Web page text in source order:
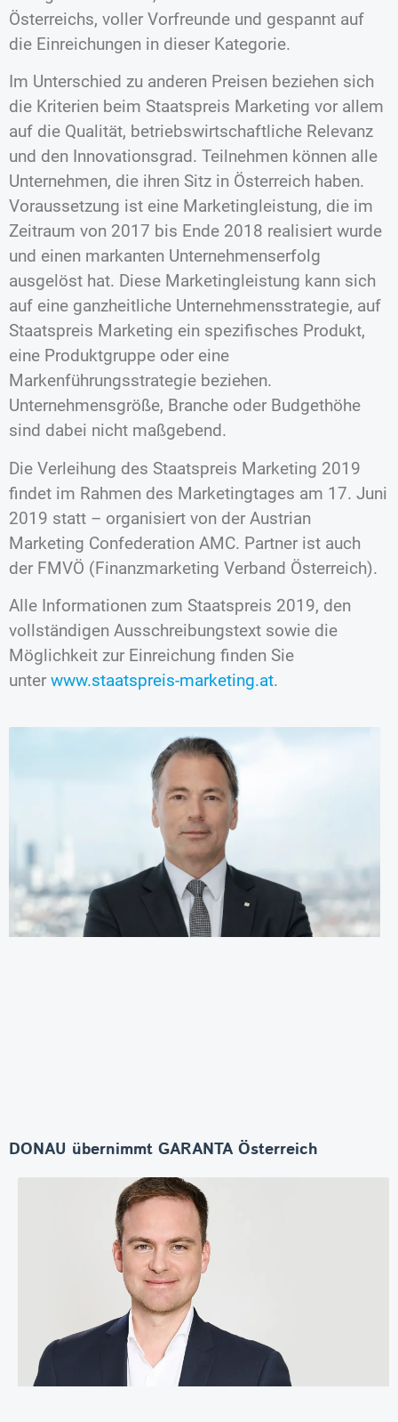
Österreichs, voller Vorfreunde und gespannt auf
die Einreichungen in dieser Kategorie.
Im Unterschied zu anderen Preisen beziehen sich
die Kriterien beim Staatspreis Marketing vor allem
auf die Qualität, betriebswirtschaftliche Relevanz
und den Innovationsgrad. Teilnehmen können alle
Unternehmen, die ihren Sitz in Österreich haben.
Voraussetzung ist eine Marketingleistung, die im
Zeitraum von 2017 bis Ende 2018 realisiert wurde
und einen markanten Unternehmenserfolg
ausgelöst hat. Diese Marketingleistung kann sich
auf eine ganzheitliche Unternehmensstrategie, auf
Staatspreis Marketing ein spezifisches Produkt,
eine Produktgruppe oder eine
Markenführungsstrategie beziehen.
Unternehmensgröße, Branche oder Budgethöhe
sind dabei nicht maßgebend.
Die Verleihung des Staatspreis Marketing 2019
findet im Rahmen des Marketingtages am 17. Juni
2019 statt – organisiert von der Austrian
Marketing Confederation AMC. Partner ist auch
der FMVÖ (Finanzmarketing Verband Österreich).
Alle Informationen zum Staatspreis 2019, den
vollständigen Ausschreibungstext sowie die
Möglichkeit zur Einreichung finden Sie
unter www.staatspreis-marketing.at.
DONAU übernimmt GARANTA Österreich